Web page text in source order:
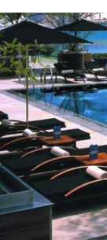
This
OK